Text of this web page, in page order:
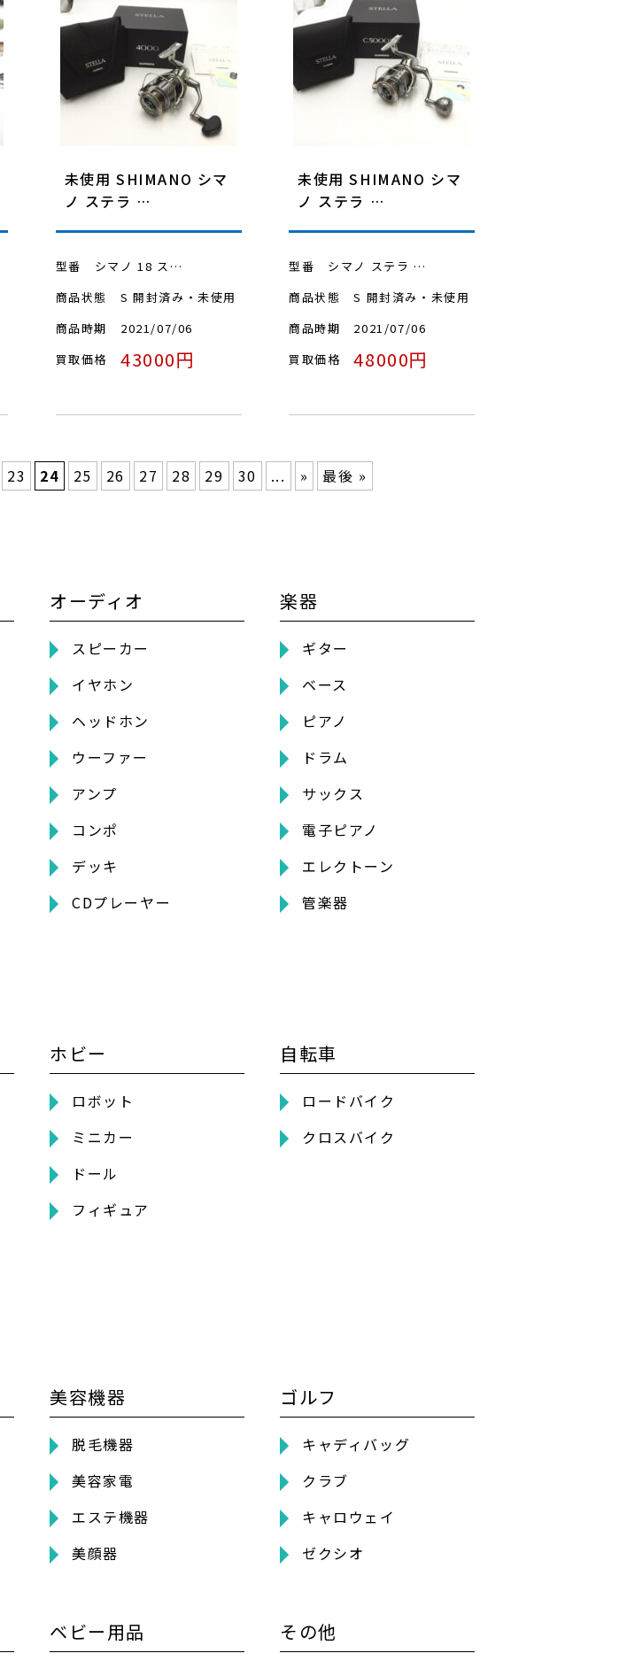
未使用 SHIMANO シマ
ノ ステラ …
型番
シマノ 18 ス…
商品状態
S 開封済み・未使用
商品時期
2021/07/06
買取価格
43000円
未使用 SHIMANO シマ
ノ ステラ …
型番
シマノ ステラ …
商品状態
S 開封済み・未使用
商品時期
2021/07/06
買取価格
48000円
23 24 25 26 27 28 29 30 ... » 最後 »
オーディオ
スピーカー
イヤホン
ヘッドホン
ウーファー
アンプ
コンポ
デッキ
CDプレーヤー
楽器
ギター
ベース
ピアノ
ドラム
サックス
電子ピアノ
エレクトーン
管楽器
ホビー
ロボット
ミニカー
ドール
フィギュア
自転車
ロードバイク
クロスバイク
美容機器
脱毛機器
美容家電
エステ機器
美顔器
ゴルフ
キャディバッグ
クラブ
キャロウェイ
ゼクシオ
ベビー用品 その他